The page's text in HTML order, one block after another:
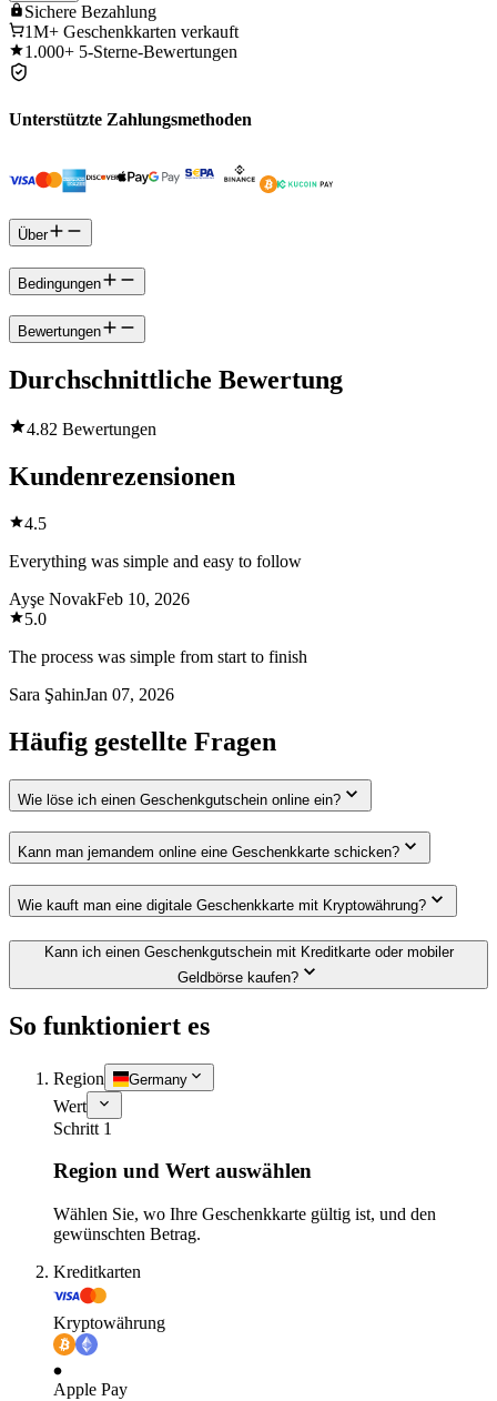
Sichere Bezahlung
1M+ Geschenkkarten verkauft
1.000+ 5-Sterne-Bewertungen
Unterstützte Zahlungsmethoden
Über
Bedingungen
Bewertungen
Durchschnittliche Bewertung
4.82 Bewertungen
Kundenrezensionen
4.5
Everything was simple and easy to follow
Ayşe NovakFeb 10, 2026
5.0
The process was simple from start to finish
Sara ŞahinJan 07, 2026
Häufig gestellte Fragen
Wie löse ich einen Geschenkgutschein online ein?
Kann man jemandem online eine Geschenkkarte schicken?
Wie kauft man eine digitale Geschenkkarte mit Kryptowährung?
Kann ich einen Geschenkgutschein mit Kreditkarte oder mobiler
Geldbörse kaufen?
So funktioniert es
Region Germany
Wert
Schritt 1
Region und Wert auswählen
Wählen Sie, wo Ihre Geschenkkarte gültig ist, und den
gewünschten Betrag.
Kreditkarten
Kryptowährung
Apple Pay